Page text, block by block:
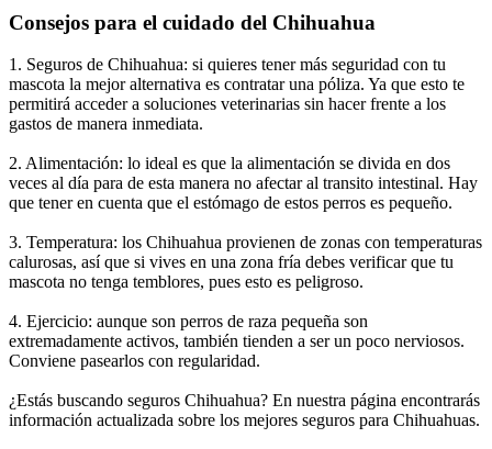
Consejos para el cuidado del Chihuahua
1. Seguros de Chihuahua: si quieres tener más seguridad con tu
mascota la mejor alternativa es contratar una póliza. Ya que esto te
permitirá acceder a soluciones veterinarias sin hacer frente a los
gastos de manera inmediata.
2. Alimentación: lo ideal es que la alimentación se divida en dos
veces al día para de esta manera no afectar al transito intestinal. Hay
que tener en cuenta que el estómago de estos perros es pequeño.
3. Temperatura: los Chihuahua provienen de zonas con temperaturas
calurosas, así que si vives en una zona fría debes verificar que tu
mascota no tenga temblores, pues esto es peligroso.
4. Ejercicio: aunque son perros de raza pequeña son
extremadamente activos, también tienden a ser un poco nerviosos.
Conviene pasearlos con regularidad.
¿Estás buscando seguros Chihuahua? En nuestra página encontrarás
información actualizada sobre los mejores seguros para Chihuahuas.